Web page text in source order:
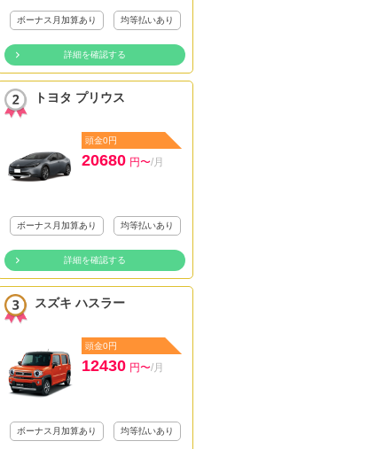
ボーナス月加算あり 均等払いあり
詳細を確認する
トヨタ プリウス
頭金0円
20680 円〜/月
ボーナス月加算あり 均等払いあり
詳細を確認する
スズキ ハスラー
頭金0円
12430 円〜/月
ボーナス月加算あり 均等払いあり